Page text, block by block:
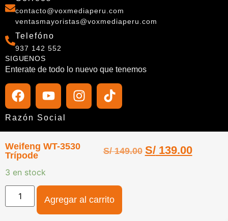
Weifeng WT-3530
Trípode
S/149.00 S/139.00
3 en stock
Agregar al carrito
contacto@voxmediaperu.com
ventasmayoristas@voxmediaperu.com
Telefóno
937 142 552
SIGUENOS
Enterate de todo lo nuevo que tenemos
Razón Social
RUC
20610419845